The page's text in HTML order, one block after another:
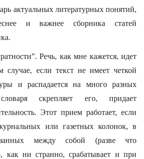
актуальных литературных понятий,
и важнее сборника статей
Речь, как мне кажется, идет
если текст не имеет четкой
и распадается на много разных
скрепляет его, придает
Этот прием работает, если
или газетных колонок, в
между собой (разве что
как ни странно, срабатывает и при